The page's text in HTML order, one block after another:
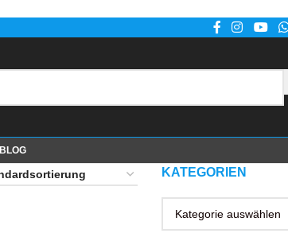
BLOG
KATEGORIEN